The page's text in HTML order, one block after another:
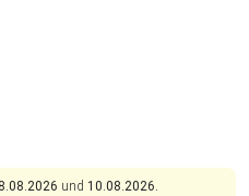
und 10.08.2026.